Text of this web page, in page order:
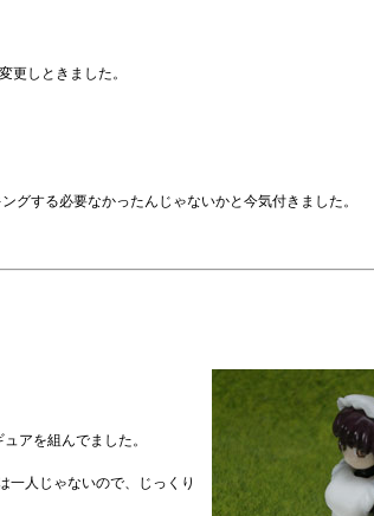
更しときました。
グする必要なかったんじゃないかと今気付きました。
アを組んでました。
一人じゃないので、じっくり